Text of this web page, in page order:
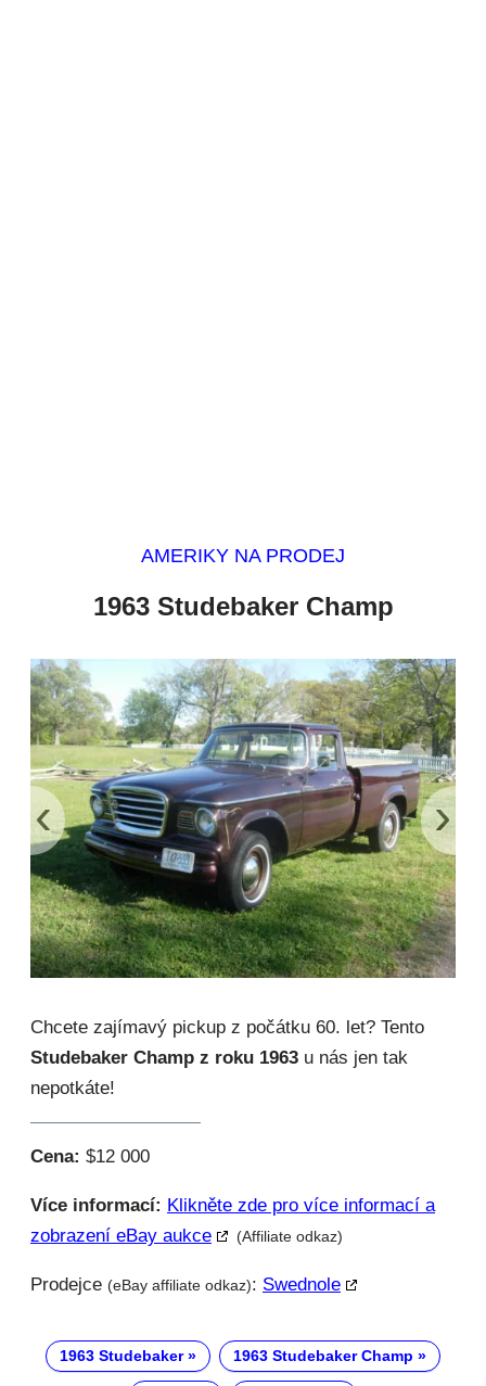
AMERIKY NA PRODEJ
1963 Studebaker Champ
‹ ›
Chcete zajímavý pickup z počátku 60. let? Tento
Studebaker Champ z roku 1963 u nás jen tak
nepotkáte!
Cena: $12 000
Více informací: Klikněte zde pro více informací a
zobrazení eBay aukce
(Affiliate odkaz)
Prodejce (eBay affiliate odkaz): Swednole
1963 Studebaker 1963 Studebaker Champ